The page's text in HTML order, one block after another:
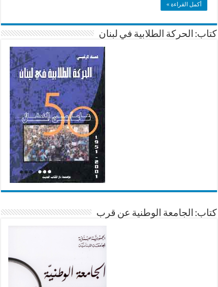
أكمل القراءة »
كتاب: الحركة الطلابية في لبنان
كتاب: الجامعة الوطنية عن قرب